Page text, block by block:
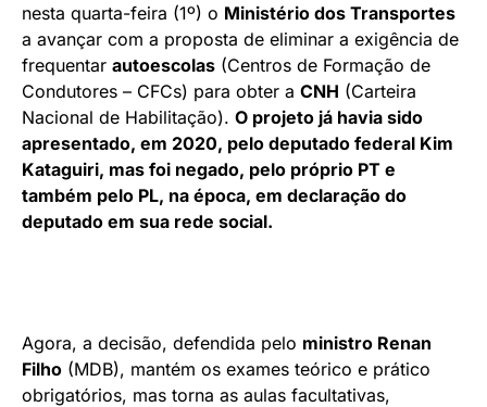
nesta quarta-feira (1º) o Ministério dos Transportes
a avançar com a proposta de eliminar a exigência de
frequentar autoescolas (Centros de Formação de
Condutores – CFCs) para obter a CNH (Carteira
Nacional de Habilitação). O projeto já havia sido
apresentado, em 2020, pelo deputado federal Kim
Kataguiri, mas foi negado, pelo próprio PT e
também pelo PL, na época, em declaração do
deputado em sua rede social.
Agora, a decisão, defendida pelo ministro Renan
Filho (MDB), mantém os exames teórico e prático
obrigatórios, mas torna as aulas facultativas,